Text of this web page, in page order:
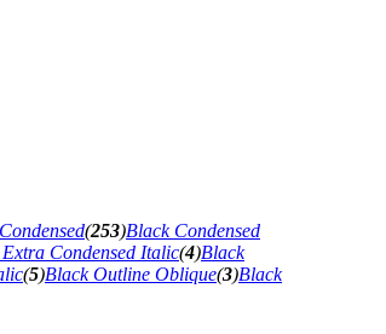
(253)Black Condensed
Condensed Italic(4)Black
(5)Black Outline Oblique(3)Black